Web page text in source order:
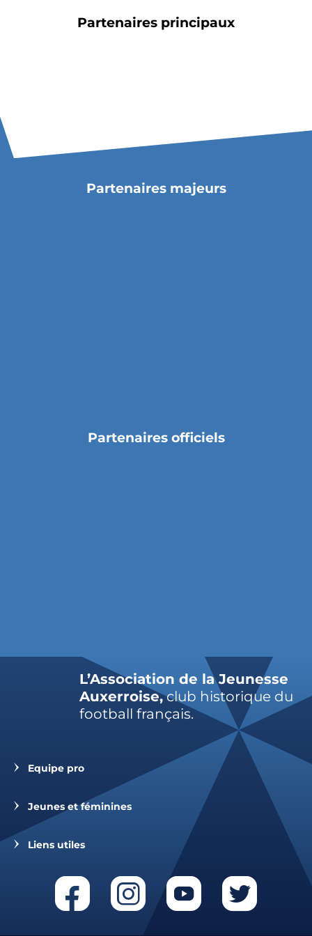
Partenaires principaux
Partenaires majeurs
Partenaires officiels
L’Association de la Jeunesse
Auxerroise,club historique du
football français.
Equipe pro
Jeunes et féminines
Liens utiles